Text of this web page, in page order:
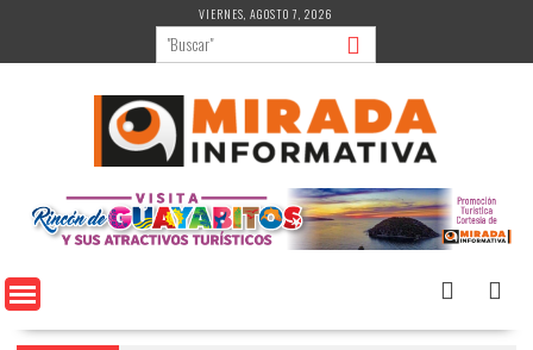
contenido
VIERNES, AGOSTO 7, 2026